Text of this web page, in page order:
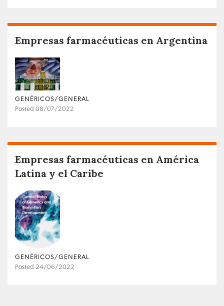
Empresas farmacéuticas en Argentina
GENÉRICOS/GENERAL
Posted 08/07/2022
Empresas farmacéuticas en América
Latina y el Caribe
GENÉRICOS/GENERAL
Posted 24/06/2022